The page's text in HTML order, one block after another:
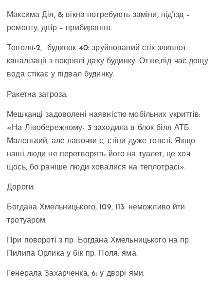
Максима Дія, 8: вікна потребують заміни, під’їзд –
ремонту, двір – прибирання.
Тополя-2, будинок 40: зруйнований стік зливної
каналізації з покрівлі даху будинку. Отже,під час дощу
вода стікає у підвал будинку.
Ракетна загроза:
Мешканці задоволені наявністю мобільних укриттів:
«На Лівобережному- 3 заходила в блок біля АТБ.
Маленький, але лавочки є, стіни дуже товсті. Якщо
наші люди не перетворять його на туалет, це хоч
щось, бо раніше люди ховалися на теплотрасі».
Дороги:
Богдана Хмельницького, 109, 113: неможливо йти
тротуаром.
При повороті з пр. Богдана Хмельницького на пр.
Пилипа Орлика у бік пр. Поля: яма.
Генерала Захарченка, 6: у дворі ями.